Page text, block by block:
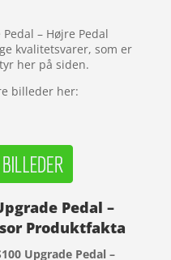
– Højre Pedal
kvalitetsvarer, som er
her på siden.
billeder her:
Pedal –
Produktfakta
Upgrade Pedal –